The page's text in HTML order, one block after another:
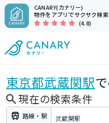
CANARY(カナリー)
物件をアプリでサクサク検索
(4.8)
東京都武蔵関駅
現在の検索条件
路線・駅 武蔵関駅